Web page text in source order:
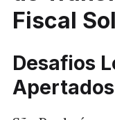
Fiscal
Desafios
Apertados